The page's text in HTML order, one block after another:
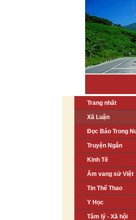
Trang nhất
Xã Luận
Đọc Báo Trong
Truyện Ngắn
Kinh Tế
Âm vang sử Việt
Tin Thể Thao
Y Học
Tâm lý - Xã hội